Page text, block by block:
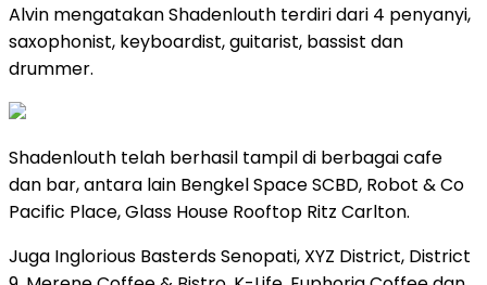
Alvin mengatakan Shadenlouth terdiri dari 4 penyanyi,
saxophonist, keyboardist, guitarist, bassist dan
drummer.
Shadenlouth telah berhasil tampil di berbagai cafe
dan bar, antara lain Bengkel Space SCBD, Robot & Co
Pacific Place, Glass House Rooftop Ritz Carlton.
Juga Inglorious Basterds Senopati, XYZ District, District